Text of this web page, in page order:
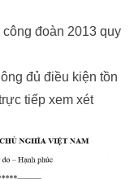
đoàn 2013 quy
đủ điều kiện tồn
tiếp xem xét